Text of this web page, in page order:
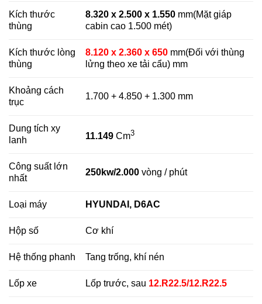
Kích thước
thùng
8.320 x 2.500 x 1.550 mm(Mặt giáp
cabin cao 1.500 mét)
Kích thước lòng
thùng
8.120 x 2.360 x 650 mm(Đối với thùng
lửng theo xe tải cẩu) mm
Khoảng cách
trục
1.700 + 4.850 + 1.300 mm
Dung tích xy
lanh
11.149 Cm3
Công suất lớn
nhất
250kw/2.000 vòng / phút
Loại máy HYUNDAI, D6AC
Hộp số Cơ khí
Hệ thống phanh Tang trống, khí nén
Lốp xe Lốp trước, sau 12.R22.5/12.R22.5